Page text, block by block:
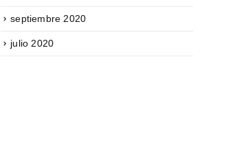
septiembre 2020
julio 2020